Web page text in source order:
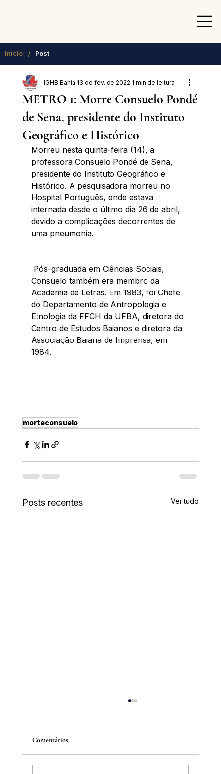
Início / Post
METRO 1: Morre Consuelo Pondé
de Sena, presidente do Instituto
Geográfico e Histórico
IGHB Bahia 13 de fev. de 2022 1 min de leitura
Morreu nesta quinta-feira (14), a
professora Consuelo Pondé de Sena,
presidente do Instituto Geográfico e
Histórico. A pesquisadora morreu no
Hospital Português, onde estava
internada desde o último dia 26 de abril,
devido a complicações decorrentes de
uma pneumonia.
Consuelo também era membro da
Academia de Letras. Em 1983, foi Chefe
do Departamento de Antropologia e
Etnologia da FFCH da UFBA, diretora do
Centro de Estudos Baianos e diretora da
Associação Baiana de Imprensa, em
1984.
morteconsuelo
Posts recentes Ver tudo
Comentários